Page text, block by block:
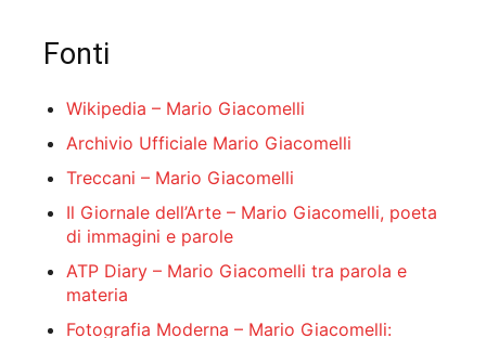
Fonti
Wikipedia – Mario Giacomelli
Archivio Ufficiale Mario Giacomelli
Treccani – Mario Giacomelli
Il Giornale dell’Arte – Mario Giacomelli, poeta
di immagini e parole
ATP Diary – Mario Giacomelli tra parola e
materia
Fotografia Moderna – Mario Giacomelli: